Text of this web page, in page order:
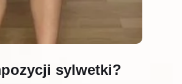
sylwetki?